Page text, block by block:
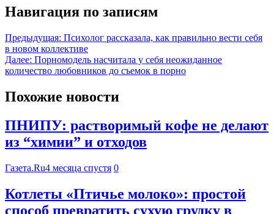
Навигация по записям
Предыдущая: Психолог рассказала, как правильно вести себя
в новом коллективе
Далее: Порномодель насчитала у себя неожиданное
количество любовников до съемок в порно
Похожие новости
ПНИПУ: растворимый кофе не делают
из “химии” и отходов
Газета.Ru4 месяца спустя 0
Котлеты «Птичье молоко»: простой
способ превратить сухую грудку в